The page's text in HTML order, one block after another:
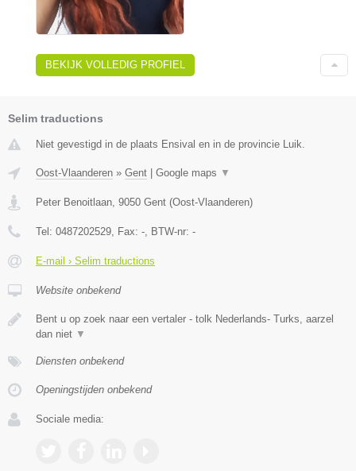
BEKIJK VOLLEDIG PROFIEL
Selim traductions
Niet gevestigd in de plaats Ensival en in de provincie Luik.
Oost-Vlaanderen » Gent Google maps ▼
Peter Benoitlaan 9050 Gent (Oost-Vlaanderen)
Tel: 0487202529 , Fax: - , BTW-nr: -
E-mail › Selim traductions
Website onbekend
Bent u op zoek naar een vertaler - tolk Nederlands- Turks, aarzel
dan niet ▼
Diensten onbekend
Openingstijden onbekend
Sociale media: